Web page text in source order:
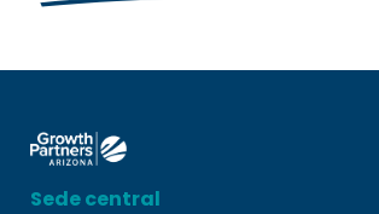
Sede central